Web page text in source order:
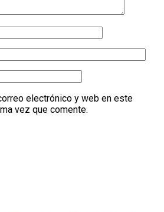
electrónico y web en este
vez que comente.